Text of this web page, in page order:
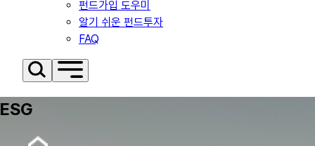
펀드가입 도우미
알기 쉬운 펀드투자
FAQ
ESG